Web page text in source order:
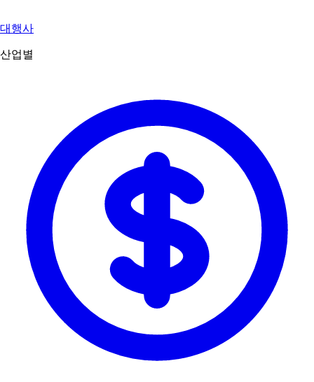
대행사
산업별